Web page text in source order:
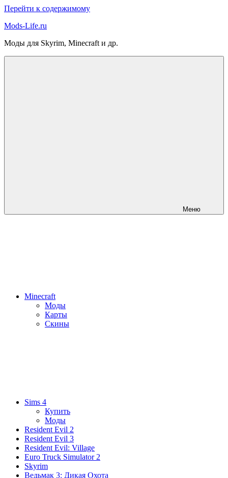
Перейти к содержимому
Mods-Life.ru
Моды для Skyrim, Minecraft и др.
Меню
Minecraft
Моды
Карты
Скины
Sims 4
Купить
Моды
Resident Evil 2
Resident Evil 3
Resident Evil: Village
Euro Truck Simulator 2
Skyrim
Ведьмак 3: Дикая Охота